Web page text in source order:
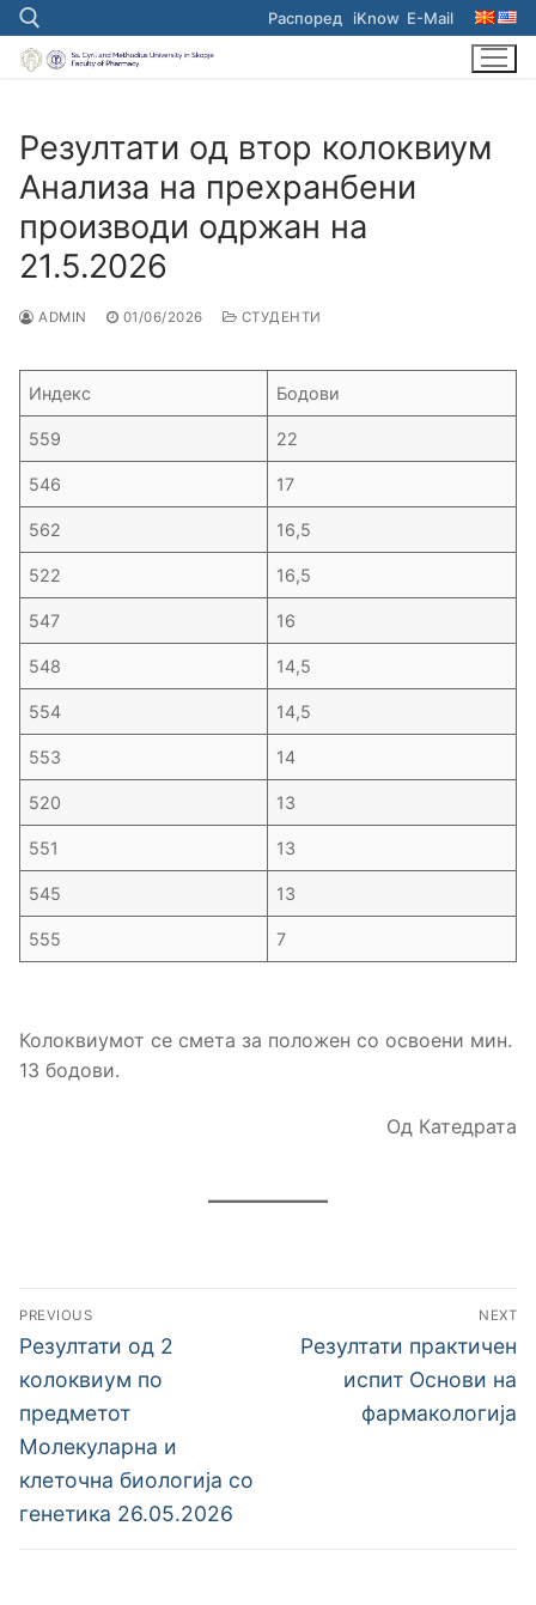
Skip
to
content
Распоред iKnow E-Mail
Резултати од втор колоквиум
Анализа на прехранбени
производи одржан на
21.5.2026
ADMIN 01/06/2026 СТУДЕНТИ
Индекс Бодови
559 22
546 17
562 16,5
522 16,5
547 16
548 14,5
554 14,5
553 14
520 13
551 13
545 13
555 7
Колоквиумот се смета за положен со освоени мин.
13 бодови.
Од Катедрата
Навигација
на
напис
PREVIOUS
Previous
post:
Резултати од 2
колоквиум по
предметот
Молекуларна и
клеточна биологија со
генетика 26.05.2026
NEXT
Next
Резултати практичен
испит Основи на
фармакологија